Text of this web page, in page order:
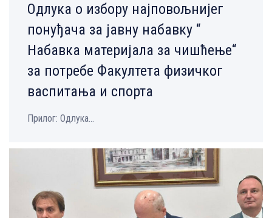
Одлука о избору најповољнијег
понуђача за јавну набавку “
Набавка материјала за чишћење“
за потребе Факултета физичког
васпитања и спорта
Прилог: Одлука...